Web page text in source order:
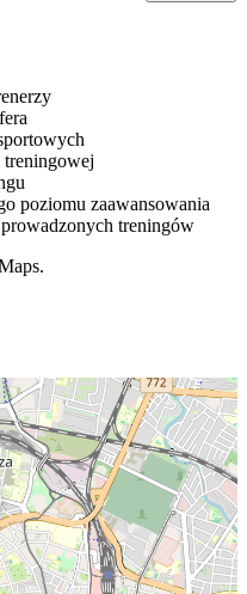
treningowej
poziomu zaawansowania
treningów